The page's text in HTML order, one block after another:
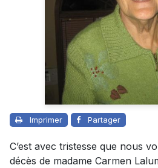
Imprimer Partager
C’est avec tristesse que nous
décès de madame Carmen